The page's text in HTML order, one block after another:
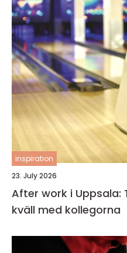
inspiration
23. July 2026
After work i Uppsala:
kväll med kollegorna